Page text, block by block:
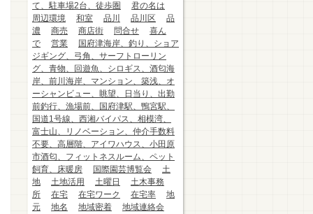
て、駐車場2台、徒歩圏
君の名は
周辺環境
和室 品川 品川区
品
濃
商売 商店街 問合せ
喜ん
で
営業
国府津海岸、釣り、ショア
ジギング、弓角、サーフトローリン
グ、青物、回遊魚、シロギス、酒匂海
岸、前川海岸、マンション、築浅、オ
ーシャンビュー、眺望、日当り、出勤
前釣行、漁場前、国府津駅、鴨宮駅、
国道1号線、西湘バイパス、相模湾、
富士山、リノベーション、仲介手数料
不要、高層階、アイワハウス、小田原
市酒匂、フィットネスルーム、ペット
飼育、床暖房
国際園芸博覧会
土
地
土地活用 土曜日
土木事務
所
在宅 在宅ワーク 在宅率
地
元
地名 地域密着
地域連絡会